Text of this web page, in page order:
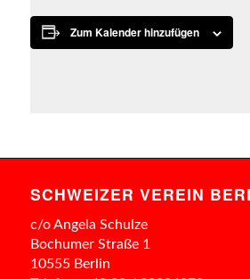
Zum Kalender hinzufügen
SCHWEIZER VEREIN
c/o Angela Schulze
Bochumer Straße 1
10555 Berlin
und
Web-